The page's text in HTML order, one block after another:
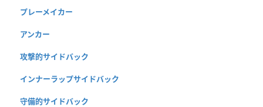
プレーメイカー
アンカー
攻撃的サイドバック
インナーラップサイドバック
守備的サイドバック